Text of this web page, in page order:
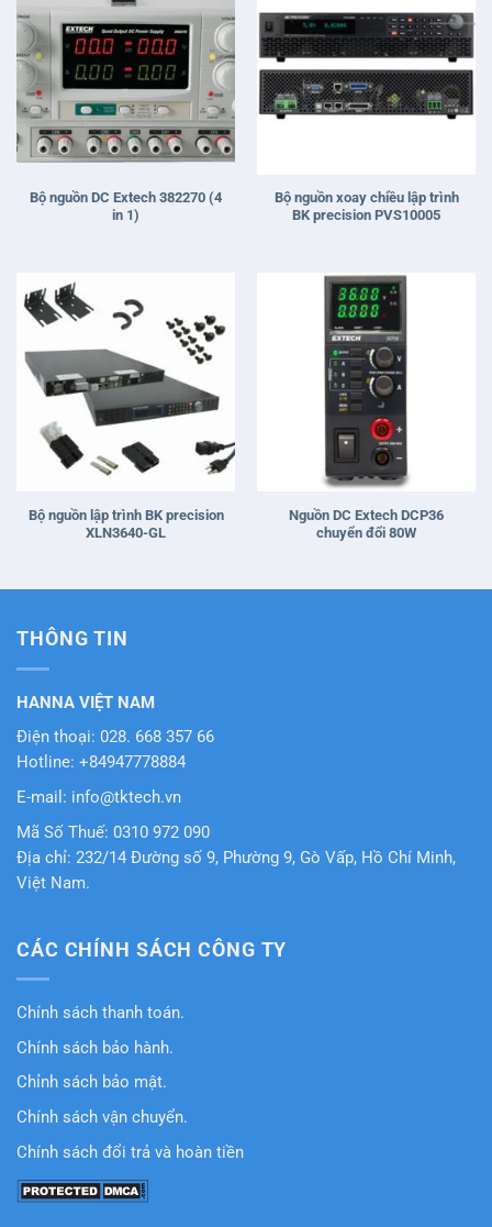
Bộ nguồn DC Extech 382270 (4
in 1)
Bộ nguồn xoay chiều lập trình
BK precision PVS10005
Bộ nguồn lập trình BK precision
XLN3640-GL
Nguồn DC Extech DCP36
chuyển đổi 80W
THÔNG TIN
HANNA VIỆT NAM
Điện thoại: 028. 668 357 66
Hotline: +84947778884
E-mail: info@tktech.vn
Mã Số Thuế: 0310 972 090
Địa chỉ: 232/14 Đường số 9, Phường 9, Gò Vấp, Hồ Chí Minh,
Việt Nam.
CÁC CHÍNH SÁCH CÔNG TY
Chính sách thanh toán.
Chính sách bảo hành.
Chỉnh sách bảo mật.
Chính sách vận chuyển.
Chính sách đổi trả và hoàn tiền